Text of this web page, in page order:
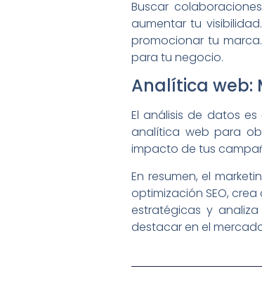
Buscar
aumentar tu
promocionar tu
para tu negocio.
Analítica web:
El análisis de datos
analítica web para
impacto de tus
En resumen, el
optimización SEO,
estratégicas y
destacar en el